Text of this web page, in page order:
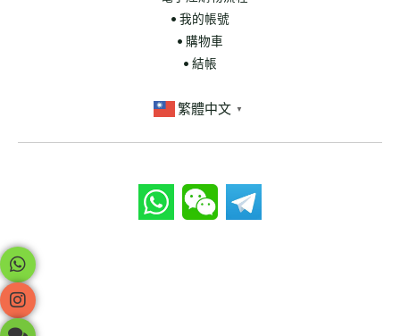
• 我的帳號
• 購物車
• 結帳
繁體中文 ▼